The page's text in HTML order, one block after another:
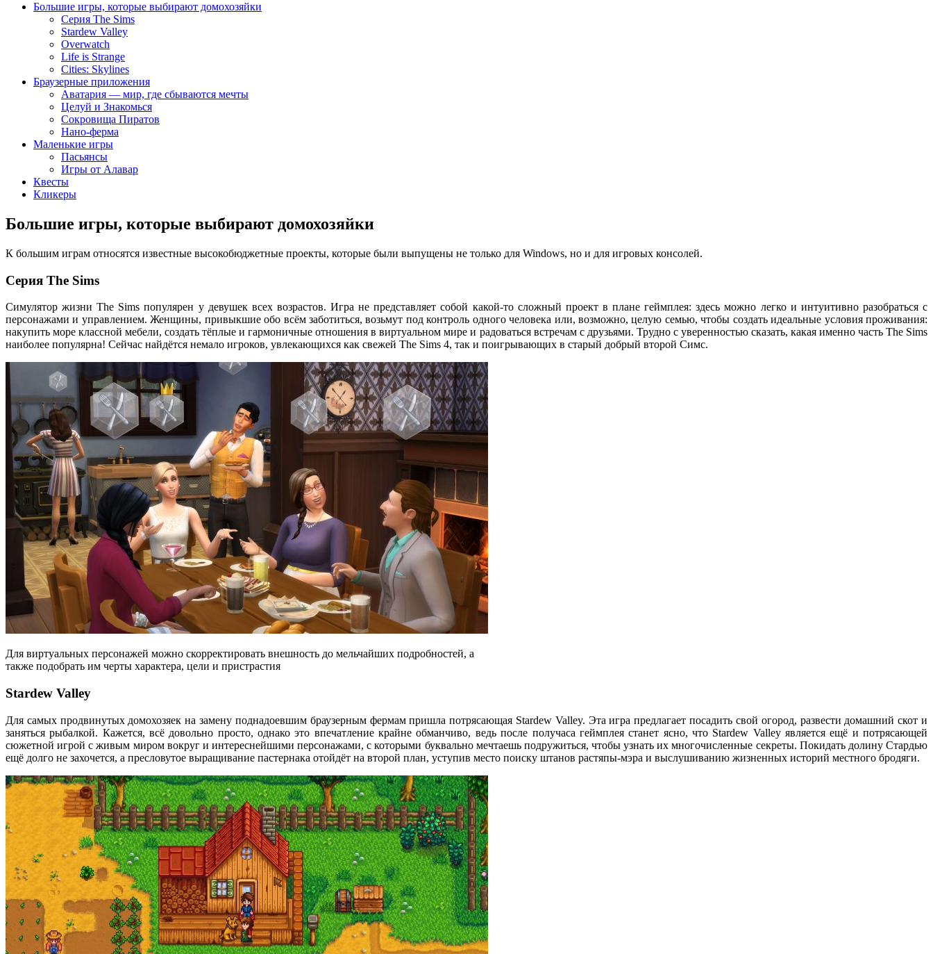
Большие игры, которые выбирают домохозяйки
Серия The Sims
Stardew Valley
Overwatch
Life is Strange
Cities: Skylines
Браузерные приложения
Аватария — мир, где сбываются мечты
Целуй и Знакомься
Сокровища Пиратов
Нано-ферма
Маленькие игры
Пасьянсы
Игры от Алавар
Квесты
Кликеры
Большие игры, которые выбирают домохозяйки
К большим играм относятся известные высокобюджетные проекты, которые были выпущены не только для Windows, но и для игровых консолей.
Серия The Sims
Симулятор жизни The Sims популярен у девушек всех возрастов. Игра не представляет собой какой-то сложный проект в плане геймплея: здесь можно легко и интуитивно разобраться с
персонажами и управлением. Женщины, привыкшие обо всём заботиться, возьмут под контроль одного человека или, возможно, целую семью, чтобы создать идеальные условия проживания:
накупить море классной мебели, создать тёплые и гармоничные отношения в виртуальном мире и радоваться встречам с друзьями. Трудно с уверенностью сказать, какая именно часть The Sims
наиболее популярна! Сейчас найдётся немало игроков, увлекающихся как свежей The Sims 4, так и поигрывающих в старый добрый второй Симс.
Для виртуальных персонажей можно скорректировать внешность до мельчайших подробностей, а
также подобрать им черты характера, цели и пристрастия
Stardew Valley
Для самых продвинутых домохозяек на замену поднадоевшим браузерным фермам пришла потрясающая Stardew Valley. Эта игра предлагает посадить свой огород, развести домашний скот и
заняться рыбалкой. Кажется, всё довольно просто, однако это впечатление крайне обманчиво, ведь после получаса геймплея станет ясно, что Stardew Valley является ещё и потрясающей
сюжетной игрой с живым миром вокруг и интереснейшими персонажами, с которыми буквально мечтаешь подружиться, чтобы узнать их многочисленные секреты. Покидать долину Стардью
ещё долго не захочется, а пресловутое выращивание пастернака отойдёт на второй план, уступив место поиску штанов растяпы-мэра и выслушиванию жизненных историй местного бродяги.